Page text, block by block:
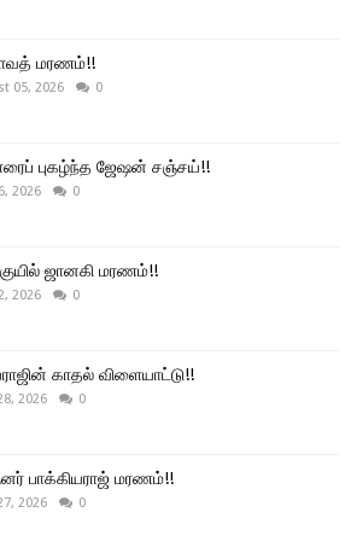
மரணம்!!
05, 2026 0
புகழ்ந்த ஜேஷன் சஞ்சய்!!
2026 0
ஜானகி மரணம்!!
2026 0
காதல் விளையாட்டு!!
2026 0
பாக்கியராஜ் மரணம்!!
2026 0